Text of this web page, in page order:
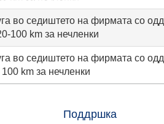
во седиштето на фирмата со
100 km за нечленки
во седиштето на фирмата со
km за нечленки
Поддршка